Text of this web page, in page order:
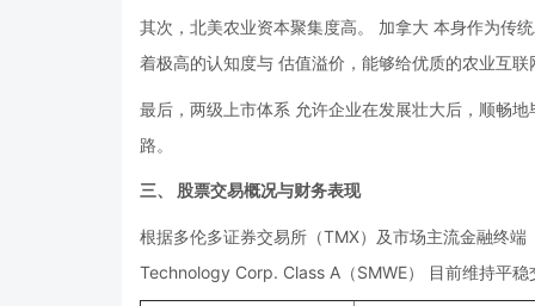
其次，北美农业资本聚集度高。 加拿大 本身作为传
着极高的认知度与 估值溢价，能够给优质的农业互
最后，两级上市体系 允许企业在发展壮大后，顺畅
路。
三、 股票交易概况与财务表现
根据多伦多证券交易所（TMX）及市场主流金融终
Technology Corp. Class A（SMWE） 目前维持平